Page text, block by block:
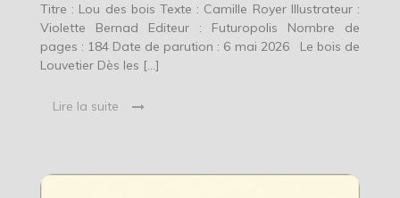
Titre : Lou des bois Texte : Camille Royer Illustrateur :
Violette Bernad Editeur : Futuropolis Nombre de
pages : 184 Date de parution : 6 mai 2026 Le bois de
Louvetier Dès les […]
Lire la suite